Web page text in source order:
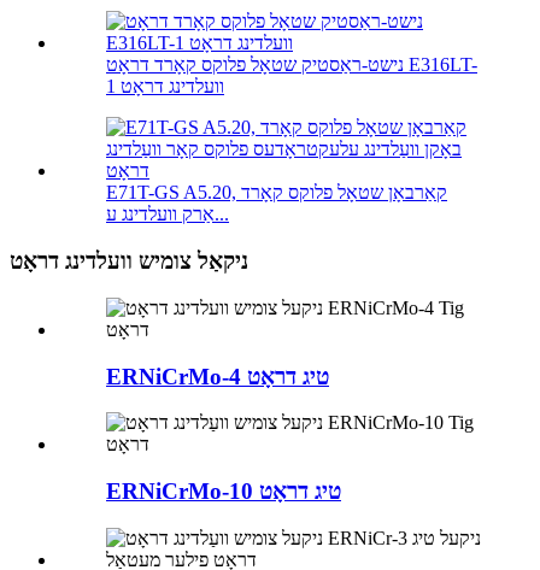
נישט-ראַסטיק שטאָל פלוקס קאָרד דראָט E316LT-
1 וועלדינג דראָט
E71T-GS A5.20, קאַרבאָן שטאָל פלוקס קאָרד
אַרק וועלדינג ע...
ניקאַל צומיש וועלדינג דראָט
ERNiCrMo-4 טיג דראָט
ERNiCrMo-10 טיג דראָט